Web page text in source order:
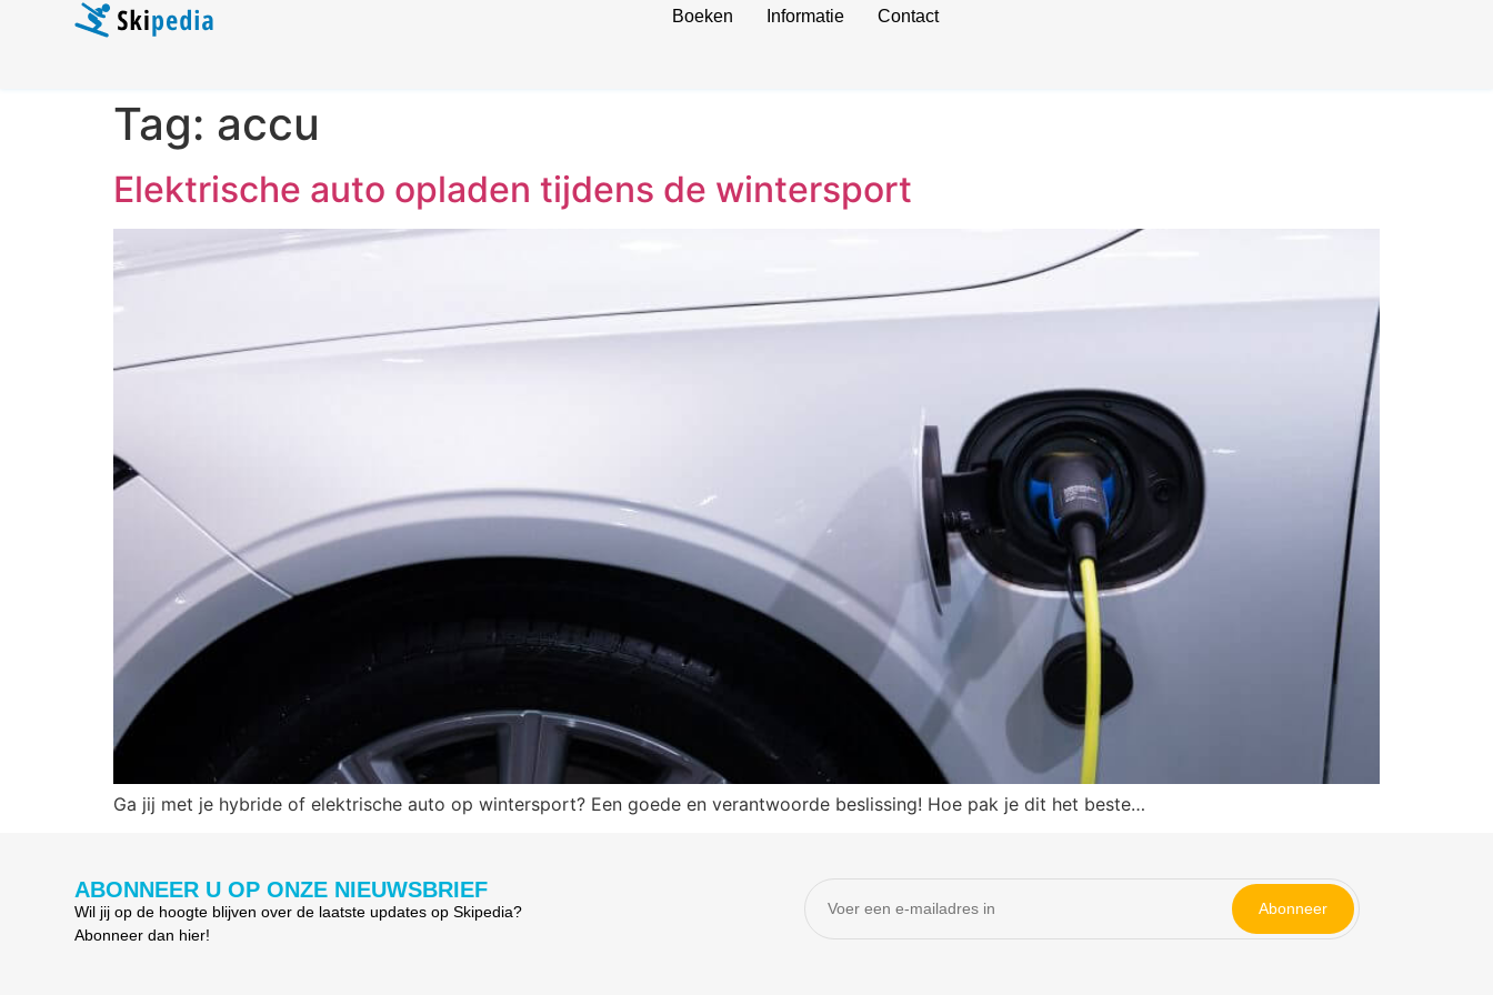
Boeken Informatie Contact
Tag: accu
Elektrische auto opladen tijdens de wintersport
Ga jij met je hybride of elektrische auto op wintersport? Een goede en verantwoorde beslissing! Hoe pak je dit het beste…
ABONNEER U OP ONZE NIEUWSBRIEF
Wil jij op de hoogte blijven over de laatste updates op Skipedia?
Abonneer dan hier!
Abonneer